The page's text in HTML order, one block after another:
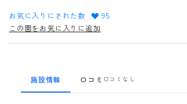
お気に入りにされた数
95
この園をお気に入りに追加
施設情報 口コミ 口コミなし